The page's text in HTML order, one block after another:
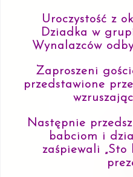
Uroczystość z
Dziadka w
Wynalazców
Zaproszeni
przedstawione
Następnie p
babciom i
zaśpiewali „Sto